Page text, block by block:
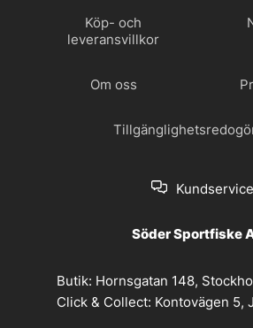
Köp- och
leveransvillkor
Om oss
Kundservice
Söder Sportfiske
Butik: Hornsgatan 148,
Click & Collect: Kontovägen 5,